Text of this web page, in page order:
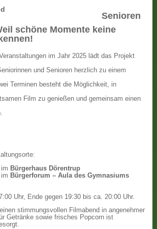
Senioren
schöne Momente keine
im Jahr 2025 lädt das Projekt
und Senioren herzlich zu einem
Terminen besteht die Möglichkeit, in
Film zu genießen und gemeinsam einen
im Bürgerhaus Dörentrup
im Bürgerforum – Aula des Gymnasiums
Uhr, Ende gegen 19:30 bis ca. 20:00 Uhr.
stimmungsvollen Filmabend in angenehmer
Getränke sowie frisches Popcorn ist